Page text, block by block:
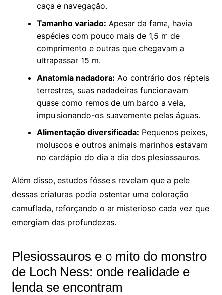
caça e navegação.
Tamanho variado: Apesar da fama, havia
espécies com pouco mais de 1,5 m de
comprimento e outras que chegavam a
ultrapassar 15 m.
Anatomia nadadora: Ao contrário dos répteis
terrestres, suas nadadeiras funcionavam
quase como remos de um barco a vela,
impulsionando-os suavemente pelas águas.
Alimentação diversificada: Pequenos peixes,
moluscos e outros animais marinhos estavam
no cardápio do dia a dia dos plesiossauros.
Além disso, estudos fósseis revelam que a pele
dessas criaturas podia ostentar uma coloração
camuflada, reforçando o ar misterioso cada vez que
emergiam das profundezas.
Plesiossauros e o mito do monstro
de Loch Ness: onde realidade e
lenda se encontram